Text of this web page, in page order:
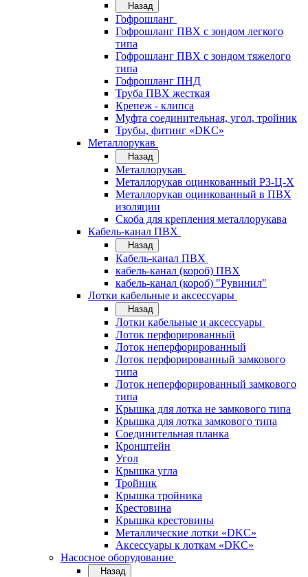
Назад
Гофрошланг
Гофрошланг ПВХ с зондом легкого
типа
Гофрошланг ПВХ с зондом тяжелого
типа
Гофрошланг ПНД
Труба ПВХ жесткая
Крепеж - клипса
Муфта соединительная, угол, тройник
Трубы, фитинг «DKC»
Металлорукав
Назад
Металлорукав
Металлорукав оцинкованный РЗ-Ц-Х
Металлорукав оцинкованный в ПВХ
изоляции
Скоба для крепления металлорукава
Кабель-канал ПВХ
Назад
Кабель-канал ПВХ
кабель-канал (короб) ПВХ
кабель-канал (короб) "Рувинил"
Лотки кабельные и аксессуары
Назад
Лотки кабельные и аксессуары
Лоток перфорированный
Лоток неперфорированный
Лоток перфорированный замкового
типа
Лоток неперфорированный замкового
типа
Крышка для лотка не замкового типа
Крышка для лотка замкового типа
Соединительная планка
Кронштейн
Угол
Крышка угла
Тройник
Крышка тройника
Крестовина
Крышка крестовины
Металлические лотки «DKC»
Аксессуары к лоткам «DKC»
Насосное оборудование
Назад